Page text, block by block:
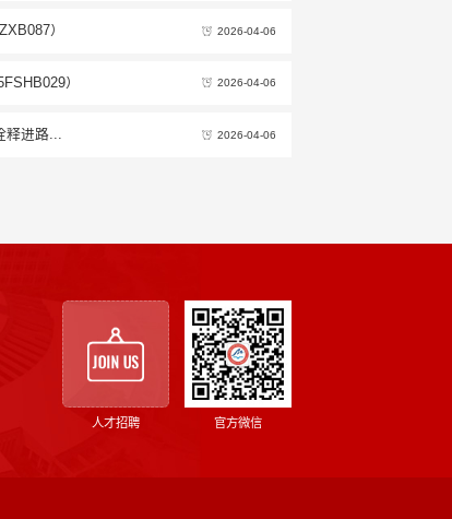
） 2026-04-06
） 2026-04-06
释进路... 2026-04-06
人才招聘 官方微信